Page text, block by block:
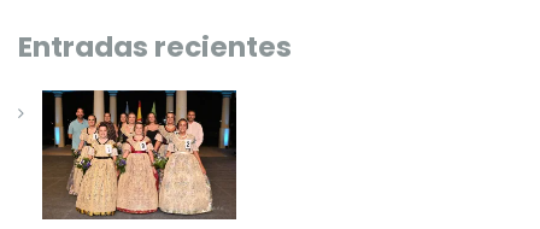
Entradas recientes